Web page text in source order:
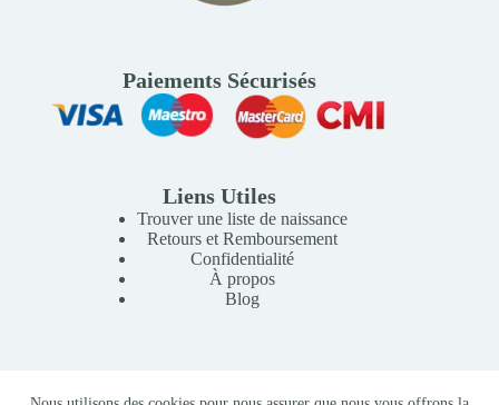
Paiements Sécurisés
Liens Utiles
Trouver une liste de naissance
Retours et Remboursement
Confidentialité
À propos
Blog
Copyright © 2026 Mille Lunes - Création du site : Baptiste